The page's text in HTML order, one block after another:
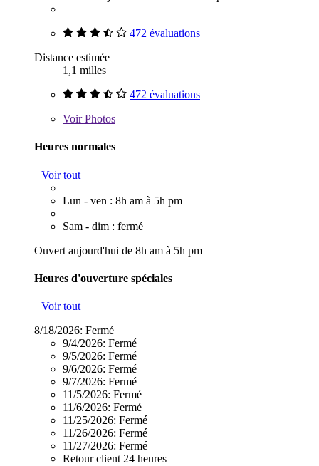
472 évaluations
Distance estimée
1,1 milles
472 évaluations
VoirPhotos
Heures normales
Voir tout
Lun - ven : 8h am à 5h pm
Sam - dim : fermé
Ouvert aujourd'hui de 8h am à 5h pm
Heures d'ouverture spéciales
Voir tout
8/18/2026: Fermé
9/4/2026: Fermé
9/5/2026: Fermé
9/6/2026: Fermé
9/7/2026: Fermé
11/5/2026: Fermé
11/6/2026: Fermé
11/25/2026: Fermé
11/26/2026: Fermé
11/27/2026: Fermé
Retour client 24 heures